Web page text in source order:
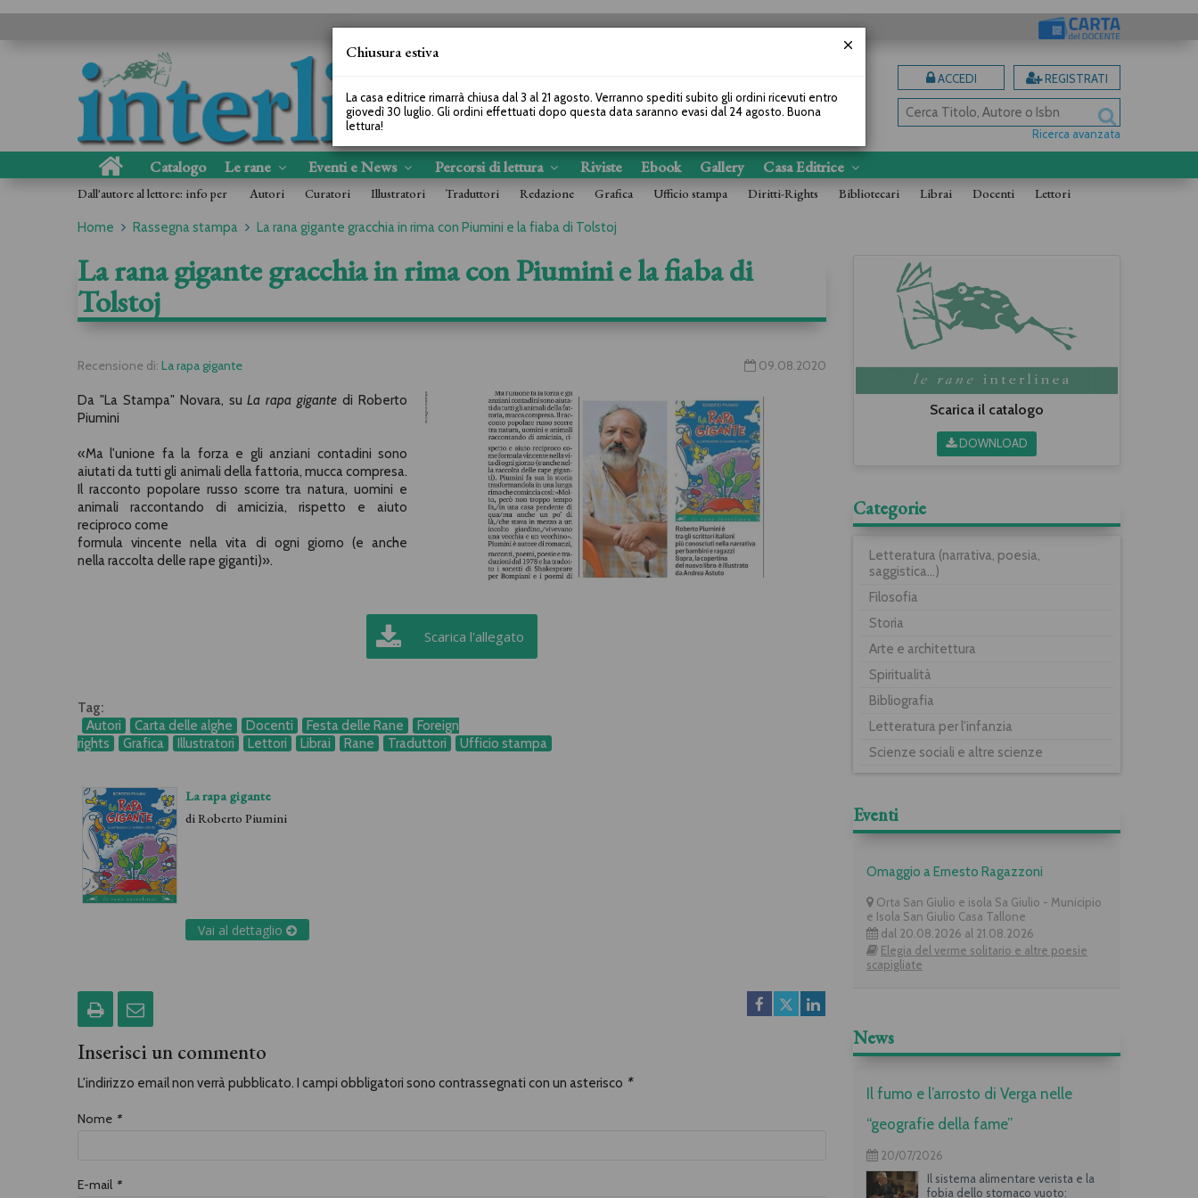
ACCEDI REGISTRATI
Ricerca avanzata
Catalogo Le rane Eventi e News Percorsi di lettura Riviste Ebook Gallery Casa Editrice
Dall'autore al lettore: info per Autori Curatori Illustratori Traduttori Redazione Grafica Ufficio stampa Diritti-Rights Bibliotecari Librai Docenti Lettori
Home Rassegna stampa La rana gigante gracchia in rima con Piumini e la fiaba di Tolstoj
La rana gigante gracchia in rima con Piumini e la fiaba di
Tolstoj
Recensione di: La rapa gigante 09.08.2020
Da "La Stampa" Novara, suLa rapa gigante di Roberto
Piumini
«Ma l'unione fa la forza e gli anziani contadini sono
aiutati da tutti gli animali della fattoria, mucca compresa.
Il racconto popolare russo scorre tra natura, uomini e
animali raccontando di amicizia, rispetto e aiuto
reciproco come
formula vincente nella vita di ogni giorno (e anche
nella raccolta delle rape giganti)».
Scarica l'allegato
Tag:
Autori
Carta delle alghe Docenti Festa delle Rane
Foreign
rights
Grafica Illustratori Lettori Librai Rane Traduttori Ufficio stampa
La rapa gigante
diRoberto Piumini
Vai al dettaglio
Inserisci un commento
L'indirizzo email non verrà pubblicato. I campi obbligatori sono contrassegnati con un asterisco *
Nome *
E-mail *
Scarica il catalogo
DOWNLOAD
Categorie
Letteratura (narrativa, poesia,
saggistica...)
Filosofia
Storia
Arte e architettura
Spiritualità
Bibliografia
Letteratura per l'infanzia
Scienze sociali e altre scienze
Eventi
Omaggio a Ernesto Ragazzoni
Orta San Giulio e isola Sa Giulio - Municipio
e Isola San Giulio Casa Tallone
dal 20.08.2026 al 21.08.2026
Elegia del verme solitario e altre poesie
scapigliate
News
Il fumo e l’arrosto di Verga nelle
“geografie della fame”
20/07/2026
Il sistema alimentare verista e la
fobia dello stomaco vuoto:
Chiusura estiva
La casa editrice rimarrà chiusa dal 3 al 21 agosto. Verranno spediti subito gli ordini ricevuti entro
giovedì 30 luglio. Gli ordini effettuati dopo questa data saranno evasi dal 24 agosto. Buona
lettura!